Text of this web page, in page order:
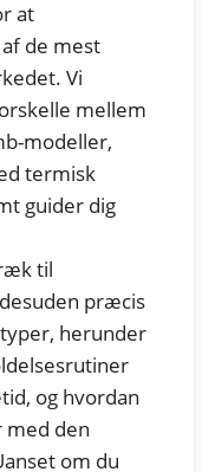
at
de mest
Vi
mellem
modeller,
termisk
guider dig
til
præcis
herunder
og hvordan
med den
om du